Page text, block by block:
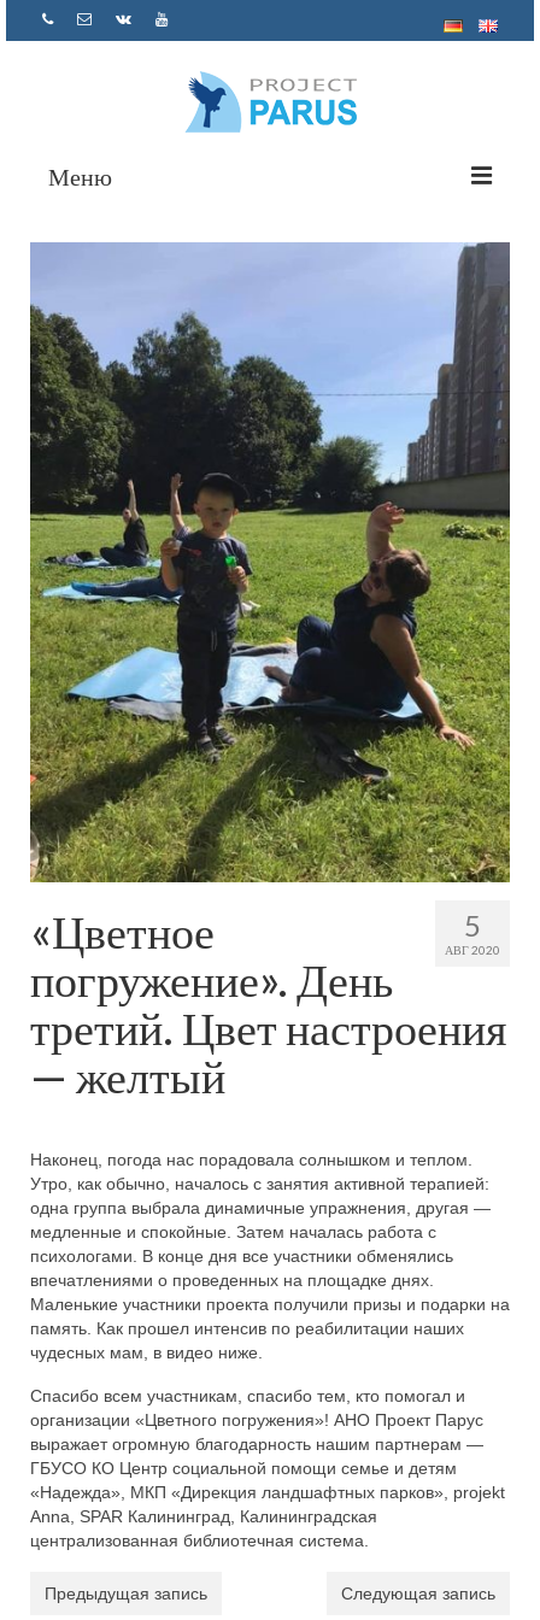
Меню
О нас
Помощь психолога
Как помочь
Отчетность
Контакты
5
АВГ 2020
«Цветное
погружение». День
третий. Цвет настроения
— желтый
Наконец, погода нас порадовала солнышком и теплом.
Утро, как обычно, началось с занятия активной терапией:
одна группа выбрала динамичные упражнения, другая —
медленные и спокойные. Затем началась работа с
психологами. В конце дня все участники обменялись
впечатлениями о проведенных на площадке днях.
Маленькие участники проекта получили призы и подарки на
память. Как прошел интенсив по реабилитации наших
чудесных мам, в видео ниже.
Спасибо всем участникам, спасибо тем, кто помогал и
организации «Цветного погружения»! АНО Проект Парус
выражает огромную благодарность нашим партнерам —
ГБУСО КО Центр социальной помощи семье и детям
«Надежда», МКП «Дирекция ландшафтных парков», projekt
Anna, SPAR Калининград, Калининградская
централизованная библиотечная система.
Предыдущая запись Следующая запись